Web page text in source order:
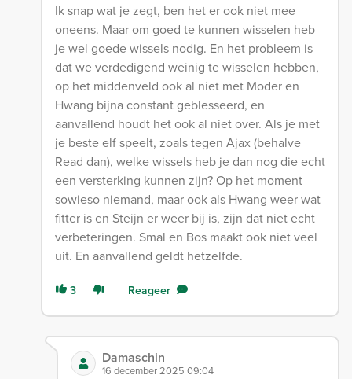
Ik snap wat je zegt, ben het er ook niet mee
oneens. Maar om goed te kunnen wisselen heb
je wel goede wissels nodig. En het probleem is
dat we verdedigend weinig te wisselen hebben,
op het middenveld ook al niet met Moder en
Hwang bijna constant geblesseerd, en
aanvallend houdt het ook al niet over. Als je met
je beste elf speelt, zoals tegen Ajax (behalve
Read dan), welke wissels heb je dan nog die echt
een versterking kunnen zijn? Op het moment
sowieso niemand, maar ook als Hwang weer wat
fitter is en Steijn er weer bij is, zijn dat niet echt
verbeteringen. Smal en Bos maakt ook niet veel
uit. En aanvallend geldt hetzelfde.
3 Reageer
Damaschin
16 december 2025 09:04